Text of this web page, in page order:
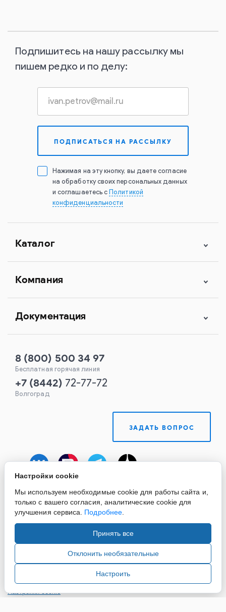
Подпишитесь на нашу рассылку мы
пишем редко и по делу:
Нажимая на эту кнопку, вы даете согласие
на обработку своих персональных данных
и соглашаетесь с Политикой
конфиденциальности
Каталог
Компания
Документация
8 (800) 500 34 97
Бесплатная горячая линия
+7 (8442) 72-77-72
Волгоград
ЗАДАТЬ ВОПРОС
информации и материалов сайта, ссылка на источник
обязательна.
Настройки cookie
Настройки cookie
Мы используем необходимые cookie для работы сайта и,
только с вашего согласия, аналитические cookie для
улучшения сервиса. Подробнее.
Принять все
Отклонить необязательные
Настроить